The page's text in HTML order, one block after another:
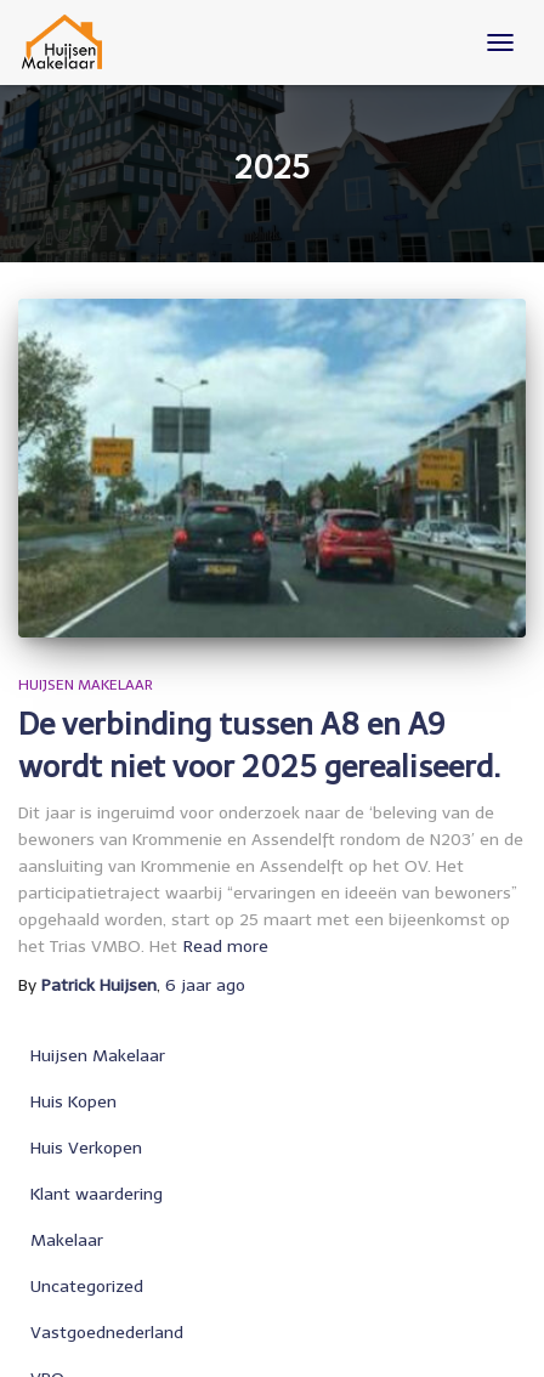
2025
HUIJSEN MAKELAAR
De verbinding tussen A8 en A9
wordt niet voor 2025 gerealiseerd.
Dit jaar is ingeruimd voor onderzoek naar de ‘beleving van de
bewoners van Krommenie en Assendelft rondom de N203′ en de
aansluiting van Krommenie en Assendelft op het OV. Het
participatietraject waarbij “ervaringen en ideeën van bewoners”
opgehaald worden, start op 25 maart met een bijeenkomst op
het Trias VMBO. Het Read more
By Patrick Huijsen, 6 jaar ago
Huijsen Makelaar
Huis Kopen
Huis Verkopen
Klant waardering
Makelaar
Uncategorized
Vastgoednederland